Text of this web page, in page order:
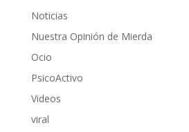
Noticias
Nuestra Opinión de Mierda
Ocio
PsicoActivo
Videos
viral